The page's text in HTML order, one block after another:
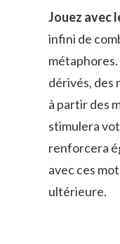
Jouez avec
infini de
métaphores.
dérivés, des
à partir des
stimulera
renforcera
avec ces
ultérieure.